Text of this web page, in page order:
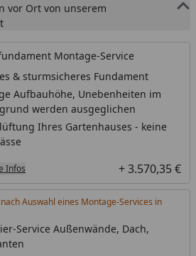
vor Ort von unserem
Montage-Service
& sturmsicheres Fundament
Aufbauhöhe, Unebenheiten im
werden ausgeglichen
Ihres Gartenhauses - keine
Infos + 3.570,35 €
Auswahl eines Montage-Services in
Service Außenwände, Dach,